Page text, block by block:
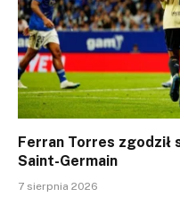
Ferran Torres zgodził
Saint-Germain
7 sierpnia 2026